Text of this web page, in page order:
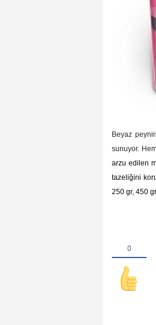
Beyaz
sunuyor.
arzu edilen
tazeliğini
250 gr, 450